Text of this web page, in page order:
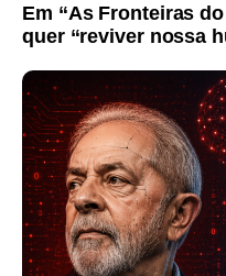
Em “As Fronteiras
quer “reviver nossa